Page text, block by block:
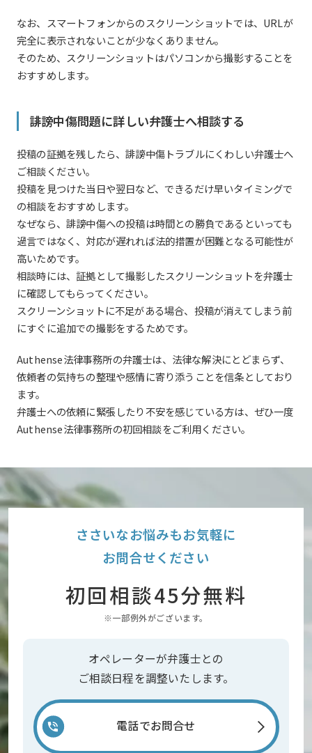
なお、スマートフォンからのスクリーンショットでは、URLが
完全に表示されないことが少なくありません。
そのため、スクリーンショットはパソコンから撮影することを
おすすめします。
誹謗中傷問題に詳しい弁護士へ相談する
投稿の証拠を残したら、誹謗中傷トラブルにくわしい弁護士へ
ご相談ください。
投稿を見つけた当日や翌日など、できるだけ早いタイミングで
の相談をおすすめします。
なぜなら、誹謗中傷への投稿は時間との勝負であるといっても
過言ではなく、対応が遅れれば法的措置が困難となる可能性が
高いためです。
相談時には、証拠として撮影したスクリーンショットを弁護士
に確認してもらってください。
スクリーンショットに不足がある場合、投稿が消えてしまう前
にすぐに追加での撮影をするためです。
Authense法律事務所の弁護士は、法律な解決にとどまらず、
依頼者の気持ちの整理や感情に寄り添うことを信条としており
ます。
弁護士への依頼に緊張したり不安を感じている方は、ぜひ一度
Authense法律事務所の初回相談をご利用ください。
ささいなお悩みもお気軽に
お問合せください
初回相談45分無料
※一部例外がございます。
オペレーターが弁護士との
ご相談日程を調整いたします。
電話でお問合せ